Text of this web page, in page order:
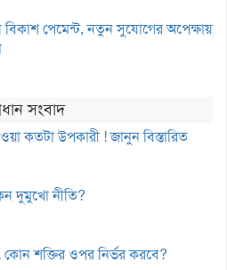
বিকাশ পেমেন্ট, নতুন সুযোগের অপেক্ষায়
সংবাদ
কতটা উপকারী ! জানুন বিস্তারিত
দুমুখো নীতি?
কোন শক্তির ওপর নির্ভর করবে?